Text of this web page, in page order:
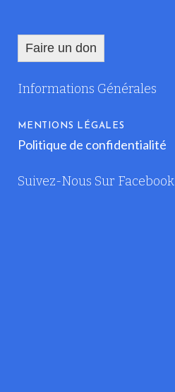
Faire un don
Informations Générales
MENTIONS LÉGALES
Politique de confidentialité
Suivez-Nous Sur Facebook